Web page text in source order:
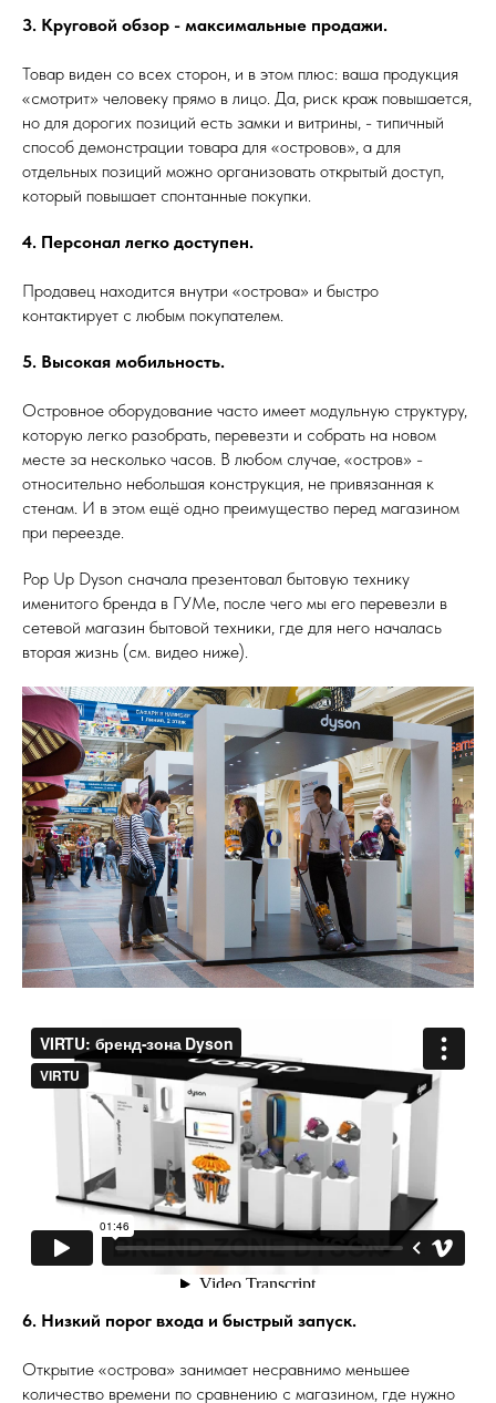
3. Круговой обзор - максимальные продажи.
Товар виден со всех сторон, и в этом плюс: ваша продукция
«смотрит» человеку прямо в лицо. Да, риск краж повышается,
но для дорогих позиций есть замки и витрины, - типичный
способ демонстрации товара для «островов», а для
отдельных позиций можно организовать открытый доступ,
который повышает спонтанные покупки.
4. Персонал легко доступен.
Продавец находится внутри «острова» и быстро
контактирует с любым покупателем.
5. Высокая мобильность.
Островное оборудование часто имеет модульную структуру,
которую легко разобрать, перевезти и собрать на новом
месте за несколько часов. В любом случае, «остров» -
относительно небольшая конструкция, не привязанная к
стенам. И в этом ещё одно преимущество перед магазином
при переезде.
Pop Up Dyson сначала презентовал бытовую технику
именитого бренда в ГУМе, после чего мы его перевезли в
сетевой магазин бытовой техники, где для него началась
вторая жизнь (см. видео ниже).
6. Низкий порог входа и быстрый запуск.
Открытие «острова» занимает несравнимо меньшее
количество времени по сравнению с магазином, где нужно